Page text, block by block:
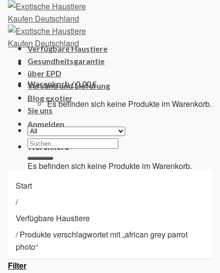
Skip
content
Warenkorb /0,00€
Es befinden sich keine Produkte im Warenkorb.
Anmelden
Warenkorb
Es befinden sich keine Produkte im Warenkorb.
Verfügbare Haustiere
Gesundheitsgarantie
über EPD
Versand und Lieferung
Blog exotier
Sie uns
Suchen
nach:
Start
/
Verfügbare Haustiere
/Produkte verschlagwortet mit „african grey parrot
photo“
Filter